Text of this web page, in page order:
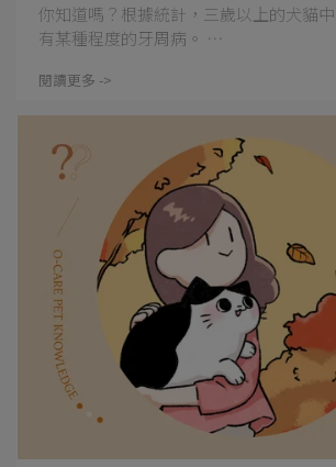
你知道嗎？根據統計，三歲以上的犬貓
有某種程度的牙周病。 ⋯
閱讀更多 ->